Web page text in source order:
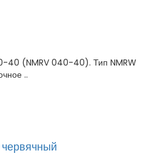
40 (NMRV 040-40). Тип NMRW
..